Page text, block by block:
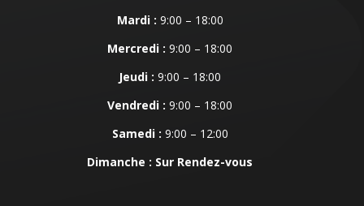
Mardi : 9:00 – 18:00
Mercredi : 9:00 – 18:00
Jeudi : 9:00 – 18:00
Vendredi : 9:00 – 18:00
Samedi : 9:00 – 12:00
Dimanche : Sur Rendez-vous